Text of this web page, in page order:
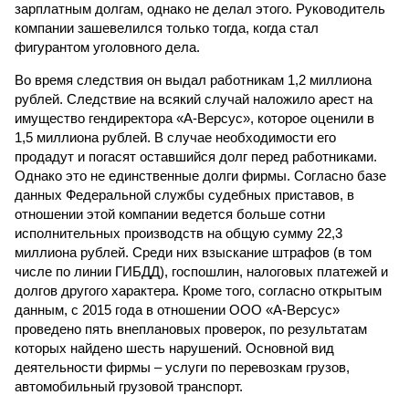
зарплатным долгам, однако не делал этого. Руководитель
компании зашевелился только тогда, когда стал
фигурантом уголовного дела.
Во время следствия он выдал работникам 1,2 миллиона
рублей. Следствие на всякий случай наложило арест на
имущество гендиректора «А-Версус», которое оценили в
1,5 миллиона рублей. В случае необходимости его
продадут и погасят оставшийся долг перед работниками.
Однако это не единственные долги фирмы. Согласно базе
данных Федеральной службы судебных приставов, в
отношении этой компании ведется больше сотни
исполнительных производств на общую сумму 22,3
миллиона рублей. Среди них взыскание штрафов (в том
числе по линии ГИБДД), госпошлин, налоговых платежей и
долгов другого характера. Кроме того, согласно открытым
данным, с 2015 года в отношении ООО «А-Версус»
проведено пять внеплановых проверок, по результатам
которых найдено шесть нарушений. Основной вид
деятельности фирмы – услуги по перевозкам грузов,
автомобильный грузовой транспорт.